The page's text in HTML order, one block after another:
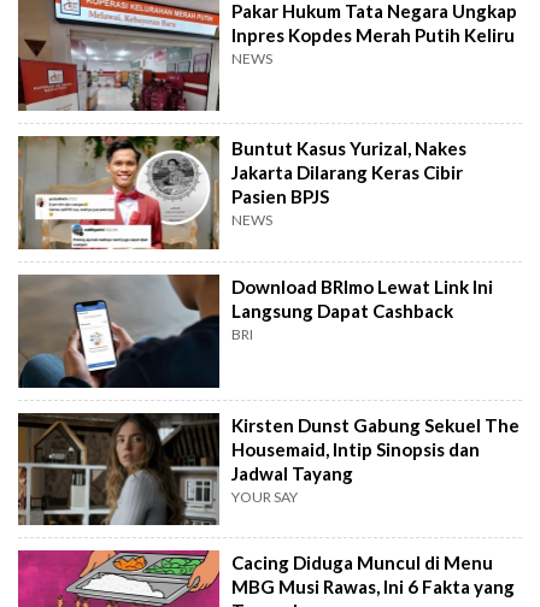
Pakar Hukum Tata Negara Ungkap
Inpres Kopdes Merah Putih Keliru
NEWS
Buntut Kasus Yurizal, Nakes
Jakarta Dilarang Keras Cibir
Pasien BPJS
NEWS
Download BRImo Lewat Link Ini
Langsung Dapat Cashback
BRI
Kirsten Dunst Gabung Sekuel The
Housemaid, Intip Sinopsis dan
Jadwal Tayang
YOUR SAY
Cacing Diduga Muncul di Menu
MBG Musi Rawas, Ini 6 Fakta yang